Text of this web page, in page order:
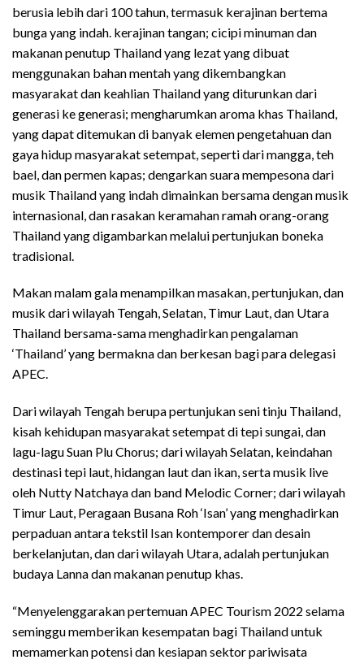
berusia lebih dari 100 tahun, termasuk kerajinan bertema
bunga yang indah. kerajinan tangan; cicipi minuman dan
makanan penutup Thailand yang lezat yang dibuat
menggunakan bahan mentah yang dikembangkan
masyarakat dan keahlian Thailand yang diturunkan dari
generasi ke generasi; mengharumkan aroma khas Thailand,
yang dapat ditemukan di banyak elemen pengetahuan dan
gaya hidup masyarakat setempat, seperti dari mangga, teh
bael, dan permen kapas; dengarkan suara mempesona dari
musik Thailand yang indah dimainkan bersama dengan musik
internasional, dan rasakan keramahan ramah orang-orang
Thailand yang digambarkan melalui pertunjukan boneka
tradisional.
Makan malam gala menampilkan masakan, pertunjukan, dan
musik dari wilayah Tengah, Selatan, Timur Laut, dan Utara
Thailand bersama-sama menghadirkan pengalaman
‘Thailand’ yang bermakna dan berkesan bagi para delegasi
APEC.
Dari wilayah Tengah berupa pertunjukan seni tinju Thailand,
kisah kehidupan masyarakat setempat di tepi sungai, dan
lagu-lagu Suan Plu Chorus; dari wilayah Selatan, keindahan
destinasi tepi laut, hidangan laut dan ikan, serta musik live
oleh Nutty Natchaya dan band Melodic Corner; dari wilayah
Timur Laut, Peragaan Busana Roh ‘Isan’ yang menghadirkan
perpaduan antara tekstil Isan kontemporer dan desain
berkelanjutan, dan dari wilayah Utara, adalah pertunjukan
budaya Lanna dan makanan penutup khas.
“Menyelenggarakan pertemuan APEC Tourism 2022 selama
seminggu memberikan kesempatan bagi Thailand untuk
memamerkan potensi dan kesiapan sektor pariwisata